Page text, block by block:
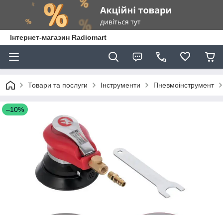
Інтернет-магазин Radiomart
Товари та послуги Інструменти Пневмоінструмент
–10%